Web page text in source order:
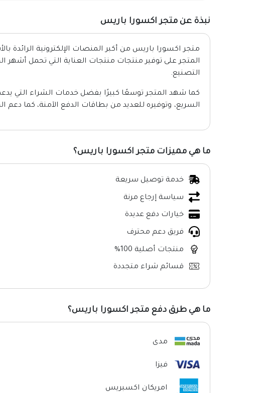
نبذة عن متجر اكسورا باريس
متجر اكسورا باريس من أكبر المنصات الإلكترونية الرائدة
المتجر على توفير منتجات منتجات العناية التي تحمل أشهر
التصنيع.
كما شهد المتجر توسعًا كبيرًا بفضل خدمات الشراء التي
السريع، وتوفيره للعديد من بطاقات الدفع الآمنة، كما دعم
ما هي مميزات متجر اكسورا باريس؟
خدمة توصيل سريعة
سياسة إرجاع مرنة
خيارات دفع عديدة
فريق دعم محترف
منتجات أصلية 100%
قسائم شراء متجددة
ما هي طرق دفع متجر اكسورا باريس؟
مدى
فيزا
امريكان اكسبريس